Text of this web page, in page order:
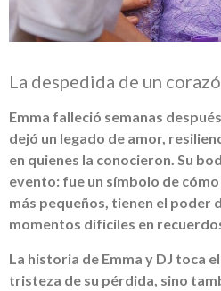
La despedida de un
Emma falleció semanas
dejó un legado de amor,
en quienes la conocieron. Su
evento: fue un símbolo de
más pequeños, tienen el poder
momentos difíciles en
La historia de Emma y DJ toca
tristeza de su pérdida, sino